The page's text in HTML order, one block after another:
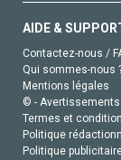
AIDE &
Contactez-nous /
Qui sommes-nous
Mentions légales
© - Avertissements
Termes et
Politique
Politique